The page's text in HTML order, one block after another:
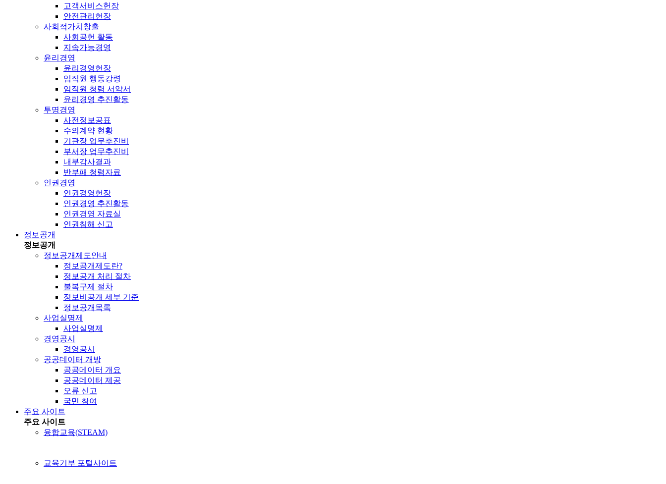
고객서비스헌장
안전관리헌장
사회적가치창출
사회공헌 활동
지속가능경영
윤리경영
윤리경영헌장
임직원 행동강령
임직원 청렴 서약서
윤리경영 추진활동
투명경영
사전정보공표
수의계약 현황
기관장 업무추진비
부서장 업무추진비
내부감사결과
반부패 청렴자료
인권경영
인권경영헌장
인권경영 추진활동
인권경영 자료실
인권침해 신고
정보공개
정보공개
정보공개제도안내
정보공개제도란?
정보공개 처리 절차
불복구제 절차
정보비공개 세부 기준
정보공개목록
사업실명제
사업실명제
경영공시
경영공시
공공데이터 개방
공공데이터 개요
공공데이터 제공
오류 신고
국민 참여
주요 사이트
주요 사이트
융합교육(STEAM)
교육기부 포털사이트